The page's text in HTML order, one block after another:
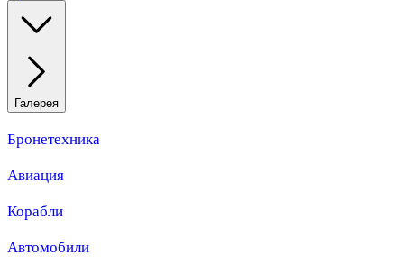
Галерея
Бронетехника
Авиация
Корабли
Автомобили